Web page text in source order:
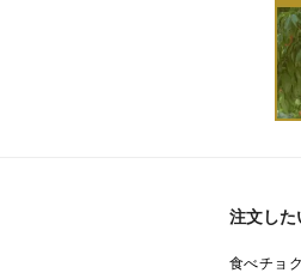
注文した
食べチョ